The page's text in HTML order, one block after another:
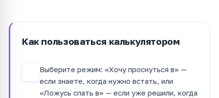
Как пользоваться калькулятором
Выберите режим: «Хочу проснуться в» —
если знаете, когда нужно встать, или
«Ложусь спать в» — если уже решили, когда